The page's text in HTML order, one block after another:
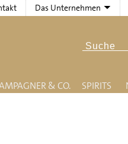
Das Unternehmen
& CO. SPIRITS